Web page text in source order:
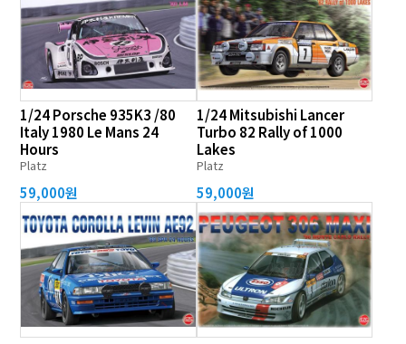
1/24 Porsche 935K3 /80
Italy 1980 Le Mans 24
Hours
Platz
59,000원
1/24 Mitsubishi Lancer
Turbo 82 Rally of 1000
Lakes
Platz
59,000원